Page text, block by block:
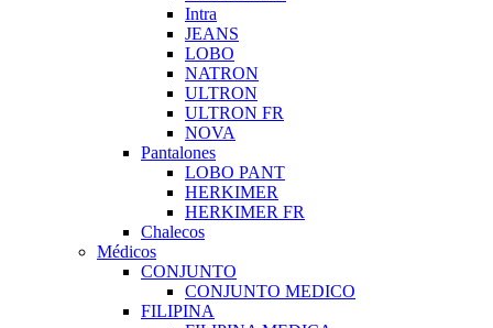
Intra
JEANS
LOBO
NATRON
ULTRON
ULTRON FR
NOVA
Pantalones
LOBO PANT
HERKIMER
HERKIMER FR
Chalecos
Médicos
CONJUNTO
CONJUNTO MEDICO
FILIPINA